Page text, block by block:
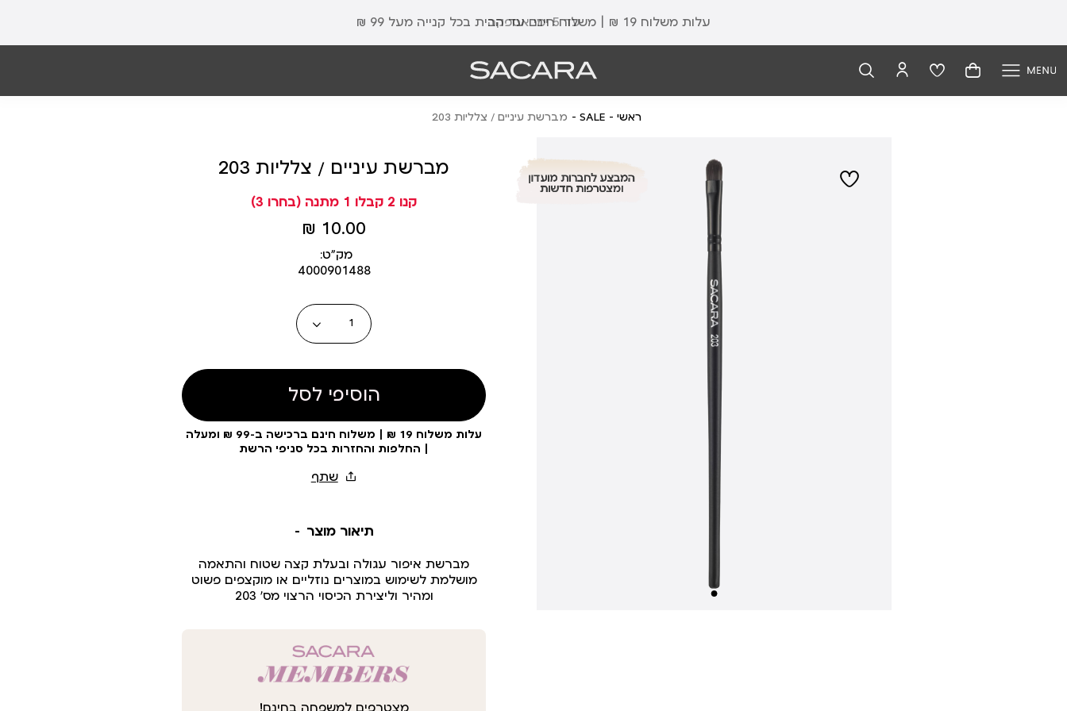
עלות משלוח 19 ₪ | משלוח חינם עד הבית בכל קנייה מעל 99 ₪ עד 5 ימי אספקה
ראשי SALE מברשת עיניים / צלליות 203
מברשת עיניים / צלליות 203
קנו 2 קבלו 1 מתנה (בחרו 3)
מחיר
מוצר
10.00 ₪
מק״ט:
4000901488
כמות
הוסיפי לסל
עלות משלוח 19 ₪ | משלוח חינם ברכישה ב-99 ₪ ומעלה
| החלפות והחזרות בכל סניפי הרשת
תיאור מוצר
מברשת איפור עגולה ובעלת קצה שטוח והתאמה
מושלמת לשימוש במוצרים נוזליים או מוקצפים פשוט
ומהיר וליצירת הכיסוי הרצוי מס’ 203
מצטרפים למשפחה בחינם!